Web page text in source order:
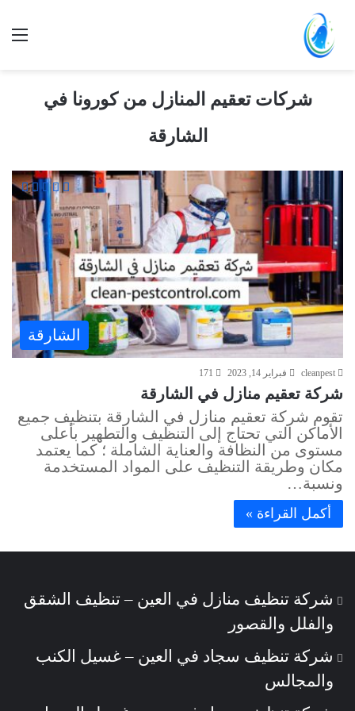
شركات تعقيم المنازل من كورونا في
الشارقة
الشارقة
cleanpest فبراير 14, 2023 171
شركة تعقيم منازل في الشارقة
تقوم شركة تعقيم منازل في الشارقة بتنظيف جميع
الأماكن التي تحتاج إلى التنظيف والتطهير بأعلى
مستوى من النظافة والعناية الشاملة ؛ كما يعتمد
مكان وطريقة التنظيف على المواد المستخدمة
ونسبة…
أكمل القراءة »
شركة تنظيف منازل في العين – تنظيف الشقق
والفلل والقصور
شركة تنظيف سجاد في العين – غسيل الكنب
والمجالس